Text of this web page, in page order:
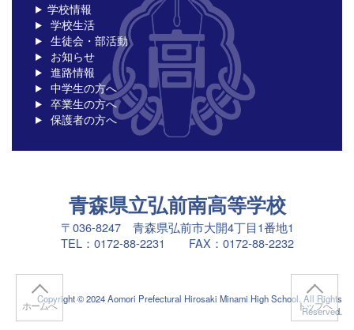
学校情報
学校生活
生徒会・部活動
お知らせ
進路情報
中学生の方へ
卒業生の方へ
保護者の方へ
青森県立弘前南高等学校
〒036-8247 青森県弘前市大開4丁目1番地1
TEL：0172-88-2231 FAX：0172-88-2232
Copyright © 2024 Aomori Prefectural Hirosaki Minami High School. All Rights
Reserved.
ホームへ トップへ